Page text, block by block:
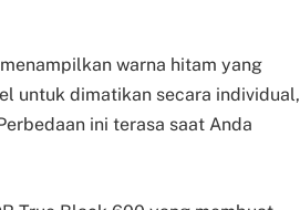
warna hitam yang
untuk dimatikan secara individual,
ini terasa saat Anda